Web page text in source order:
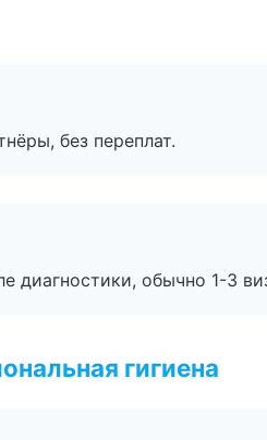
без переплат.
диагностики, обычно 1-3
гигиена